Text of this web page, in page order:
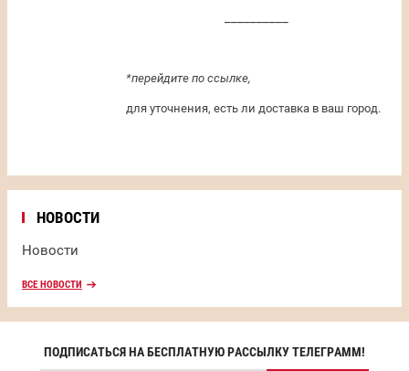
*перейдите по ссылке,
для уточнения, есть ли доставка в ваш город.
НОВОСТИ
Новости
ВСЕ НОВОСТИ
ПОДПИСАТЬСЯ НА БЕСПЛАТНУЮ РАССЫЛКУ ТЕЛЕГРАММ!